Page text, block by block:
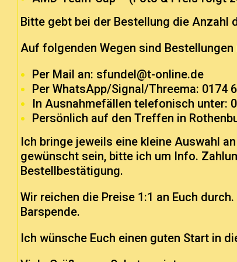
Bitte gebt bei der Bestellung die Anzahl
Auf folgenden Wegen sind Bestellungen
Per Mail an: sfundel@t-online.de
Per WhatsApp/Signal/Threema: 0174
In Ausnahmefällen telefonisch unter:
Persönlich auf den Treffen in
Ich bringe jeweils eine kleine Auswahl
gewünscht sein, bitte ich um Info.
Bestellbestätigung.
Wir reichen die Preise 1:1 an Euch
Barspende.
Ich wünsche Euch einen guten Start in